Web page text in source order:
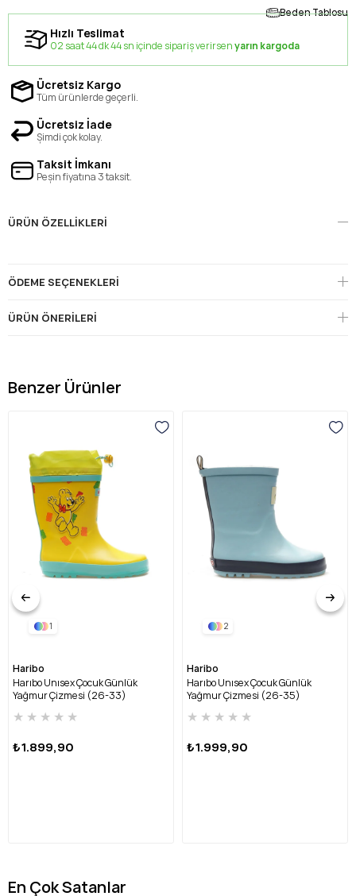
Beden Tablosu
Hızlı Teslimat
02 saat 44 dk 43 sn içinde sipariş verirsenyarın kargoda
Ücretsiz Kargo
Tüm ürünlerde geçerli.
Ücretsiz İade
Şimdi çok kolay.
Taksit İmkanı
Peşin fiyatına 3 taksit.
ÜRÜN ÖZELLIKLERI
ÖDEME SEÇENEKLERI
ÜRÜN ÖNERILERI
Benzer Ürünler
1
Haribo
Harıbo Unısex Çocuk Günlük
Yağmur Çizmesi (26-33)
★ ★ ★ ★ ★
₺1.899,90
2
Haribo
Harıbo Unısex Çocuk Günlük
Yağmur Çizmesi (26-35)
★ ★ ★ ★ ★
₺1.999,90
En Çok Satanlar